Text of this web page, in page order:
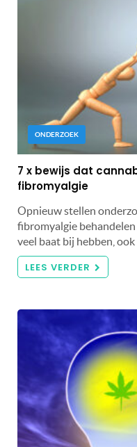
ONDERZOEK
7 x bewijs dat
fibromyalgie
Opnieuw stellen
fibromyalgie
veel baat bij hebben,
LEES VERDER